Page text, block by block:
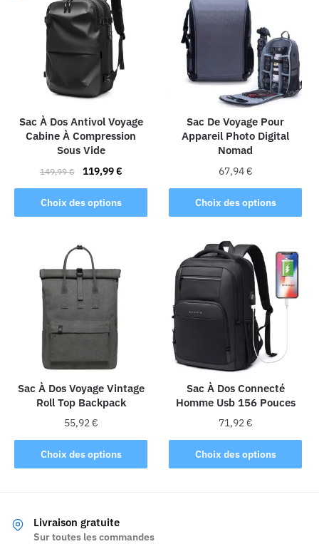
Sac À Dos Antivol Voyage
Cabine À Compression
Sous Vide
149,99€
Le
prix
initial
était :
119,99€Le
prix
actuel
est :
Choix des options
Ce
produit
plusieurs
variations.
Les
options
peuvent
être
choisies
sur
la
page
du
produit
Sac De Voyage Pour
Appareil Photo Digital
Nomad
67,94€
Choix des options
Ce
produit
plusieurs
variations.
Les
options
peuvent
être
choisies
sur
la
page
du
produit
Sac À Dos Voyage Vintage
Roll Top Backpack
55,92€
Choix des options
Ce
produit
variations.
Les
Sac À Dos Connecté
Homme Usb 156 Pouces
71,92€
Choix des options
Ce
produit
Livraison gratuite
Sur toutes les commandes